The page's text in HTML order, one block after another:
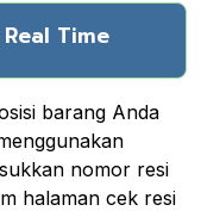
Time
barang Anda
nomor resi
halaman cek resi